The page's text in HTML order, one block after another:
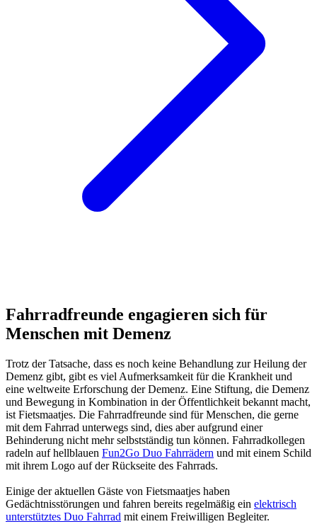
Fahrradfreunde engagieren sich für
Menschen mit Demenz
Trotz der Tatsache, dass es noch keine Behandlung zur Heilung der
Demenz gibt, gibt es viel Aufmerksamkeit für die Krankheit und
eine weltweite Erforschung der Demenz. Eine Stiftung, die Demenz
und Bewegung in Kombination in der Öffentlichkeit bekannt macht,
ist Fietsmaatjes. Die Fahrradfreunde sind für Menschen, die gerne
mit dem Fahrrad unterwegs sind, dies aber aufgrund einer
Behinderung nicht mehr selbstständig tun können. Fahrradkollegen
radeln auf hellblauen Fun2Go Duo Fahrrädern und mit einem Schild
mit ihrem Logo auf der Rückseite des Fahrrads.
Einige der aktuellen Gäste von Fietsmaatjes haben
Gedächtnisstörungen und fahren bereits regelmäßig ein elektrisch
unterstütztes Duo Fahrrad mit einem Freiwilligen Begleiter.